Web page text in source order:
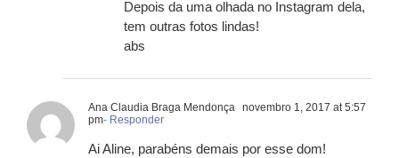
Depois da uma olhada no Instagram dela,
tem outras fotos lindas!
abs
Ana Claudia Braga Mendonça novembro 1, 2017 at 5:57
pm- Responder
Ai Aline, parabéns demais por esse dom!